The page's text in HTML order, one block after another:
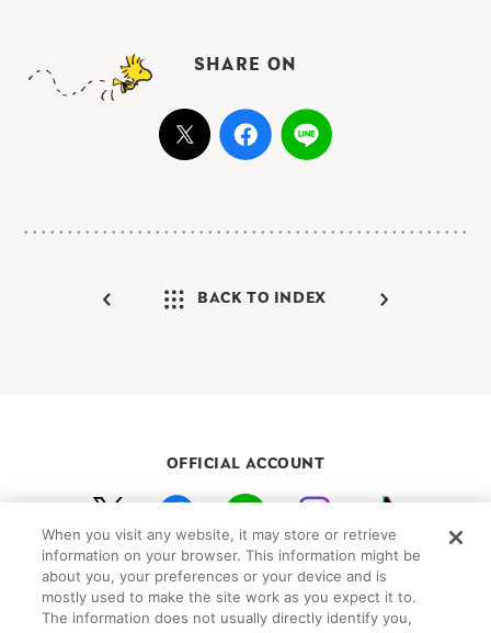
SHARE ON
BACK TO INDEX
OFFICIAL ACCOUNT
初めての方向けガイド FAQ お問い合わせ
プライバシーポリシー サイトマップ
Cookie Settings
When you visit any website, it may store or retrieve
information on your browser. This information might be
about you, your preferences or your device and is
mostly used to make the site work as you expect it to.
The information does not usually directly identify you,